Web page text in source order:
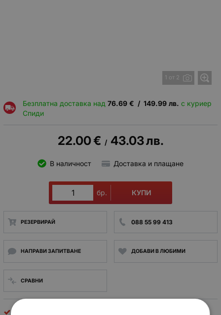
1 от 2
Безплатна доставка над 76.69 € / 149.99 лв. с куриер
Спиди
22.00€ / 43.03лв.
В наличност Доставка и плащане
бр. КУПИ
РЕЗЕРВИРАЙ 088 55 99 413
НАПРАВИ ЗАПИТВАНЕ ДОБАВИ В ЛЮБИМИ
СРАВНИ